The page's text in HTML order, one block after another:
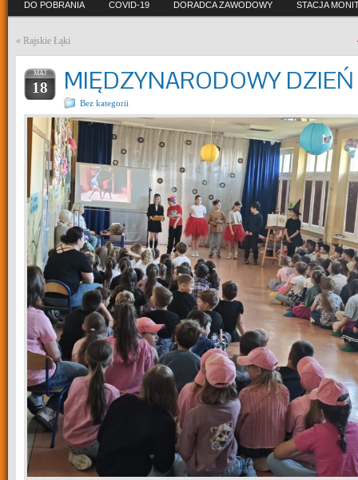
DO POBRANIA COVID-19 DORADCA ZAWODOWY STACJA
« Rajskie Łąki
MAJ
18 MIĘDZYNARODOWY
Bez kategorii